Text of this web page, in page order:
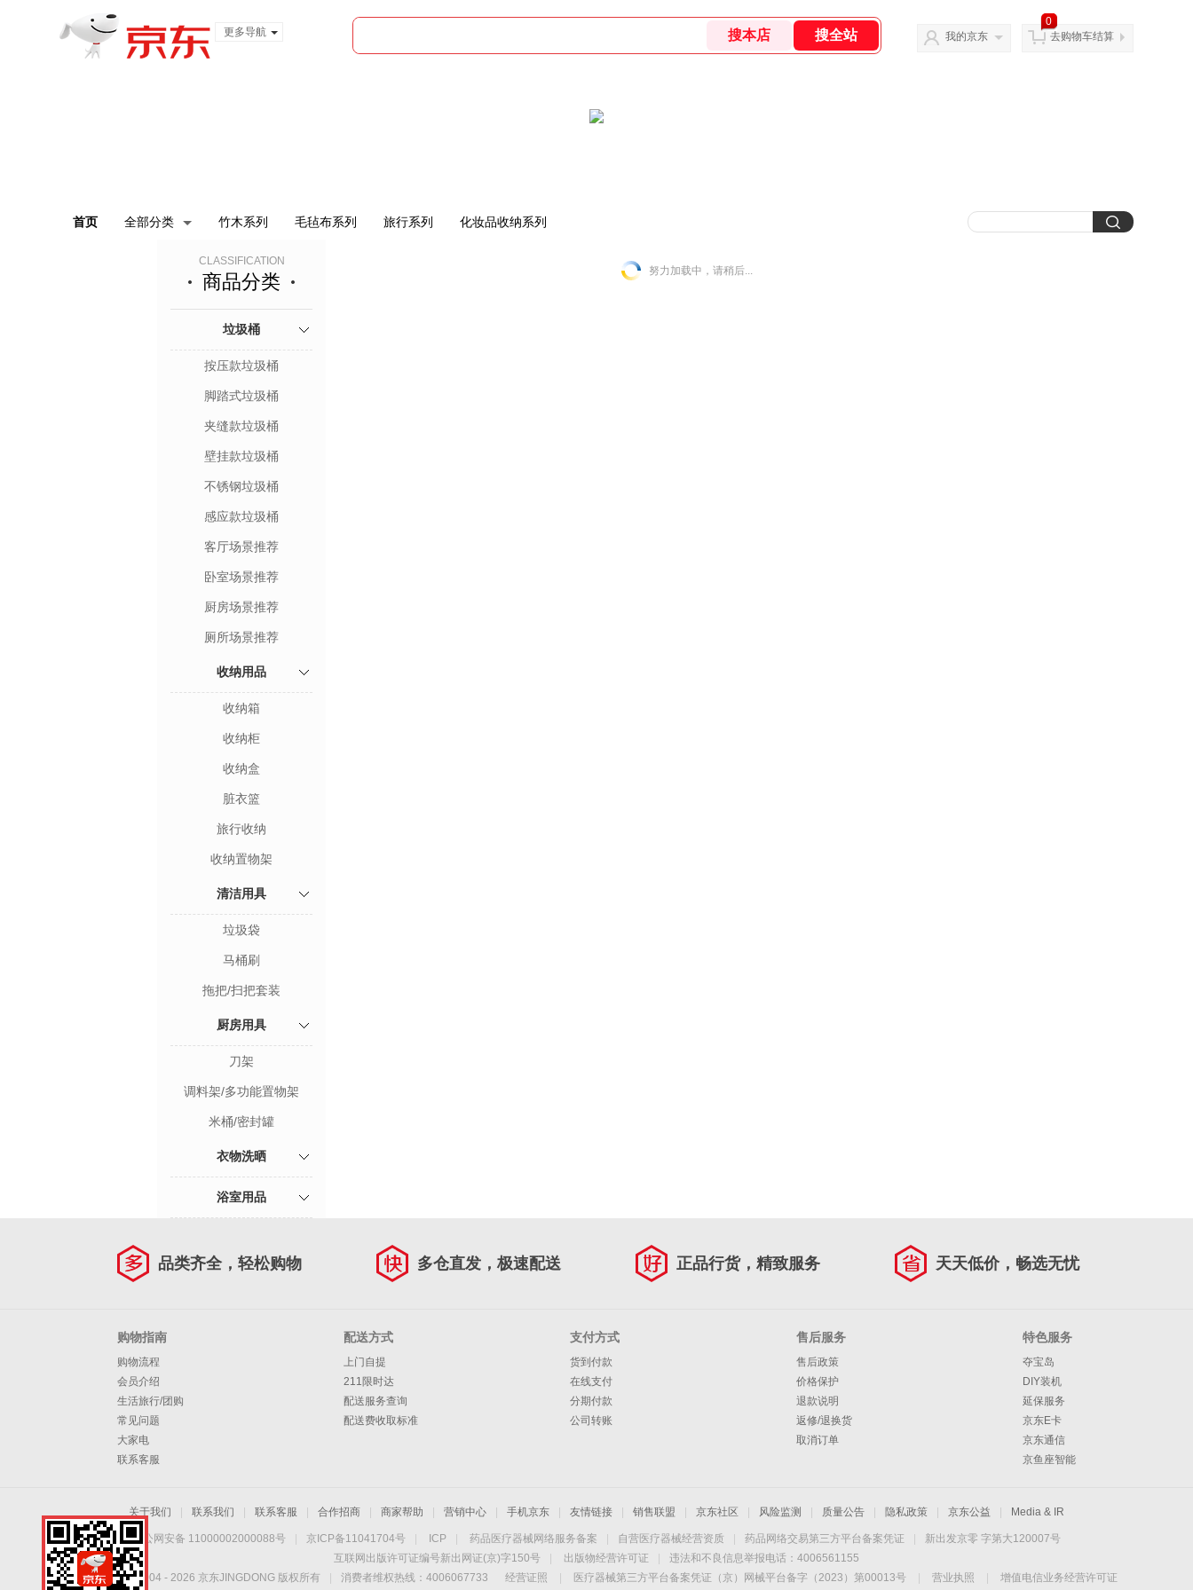
更多导航
我的京东
0
去购物车结算
首页 全部分类 竹木系列 毛毡布系列 旅行系列 化妆品收纳系列
CLASSIFICATION
商品分类
垃圾桶
按压款垃圾桶
脚踏式垃圾桶
夹缝款垃圾桶
壁挂款垃圾桶
不锈钢垃圾桶
感应款垃圾桶
客厅场景推荐
卧室场景推荐
厨房场景推荐
厕所场景推荐
收纳用品
收纳箱
收纳柜
收纳盒
脏衣篮
旅行收纳
收纳置物架
清洁用具
垃圾袋
马桶刷
拖把/扫把套装
厨房用具
刀架
调料架/多功能置物架
米桶/密封罐
衣物洗晒
浴室用品
努力加载中，请稍后...
品类齐全，轻松购物 多仓直发，极速配送 正品行货，精致服务 天天低价，畅选无忧
购物指南
购物流程
会员介绍
生活旅行/团购
常见问题
大家电
联系客服
配送方式
上门自提
211限时达
配送服务查询
配送费收取标准
支付方式
货到付款
在线支付
分期付款
公司转账
售后服务
售后政策
价格保护
退款说明
返修/退换货
取消订单
特色服务
夺宝岛
DIY装机
延保服务
京东E卡
京东通信
京鱼座智能
关于我们 联系我们 联系客服 合作招商 商家帮助 营销中心 手机京东 友情链接 销售联盟 京东社区 风险监测 质量公告 隐私政策 京东公益 Media & IR
京公网安备 11000002000088号 京ICP备11041704号 ICP 药品医疗器械网络服务备案 自营医疗器械经营资质 药品网络交易第三方平台备案凭证
新出发京零 字第大120007号
互联网出版许可证编号新出网证(京)字150号
出版物经营许可证
违法和不良信息举报电话：4006561155
Copyright © 2004 - 2026 京东JINGDONG 版权所有 消费者维权热线：4006067733 经营证照 医疗器械第三方平台备案凭证（京）网械平台备字（2023）第00013号 营业执照 增值电信业务经营许可证